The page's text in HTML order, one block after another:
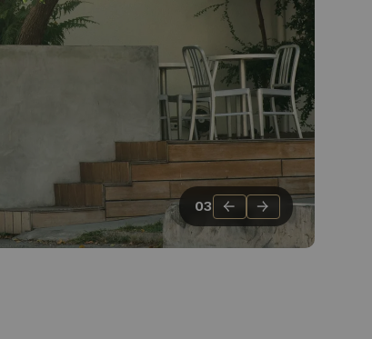
03 ← →